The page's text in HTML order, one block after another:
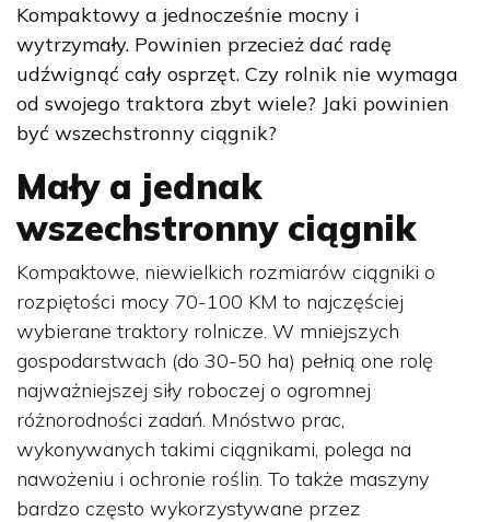
Kompaktowy a jednocześnie mocny i
wytrzymały. Powinien przecież dać radę
udźwignąć cały osprzęt. Czy rolnik nie wymaga
od swojego traktora zbyt wiele? Jaki powinien
być wszechstronny ciągnik?
Mały a jednak
wszechstronny ciągnik
Kompaktowe, niewielkich rozmiarów ciągniki o
rozpiętości mocy 70-100 KM to najczęściej
wybierane traktory rolnicze. W mniejszych
gospodarstwach (do 30-50 ha) pełnią one rolę
najważniejszej siły roboczej o ogromnej
różnorodności zadań. Mnóstwo prac,
wykonywanych takimi ciągnikami, polega na
nawożeniu i ochronie roślin. To także maszyny
bardzo często wykorzystywane przez